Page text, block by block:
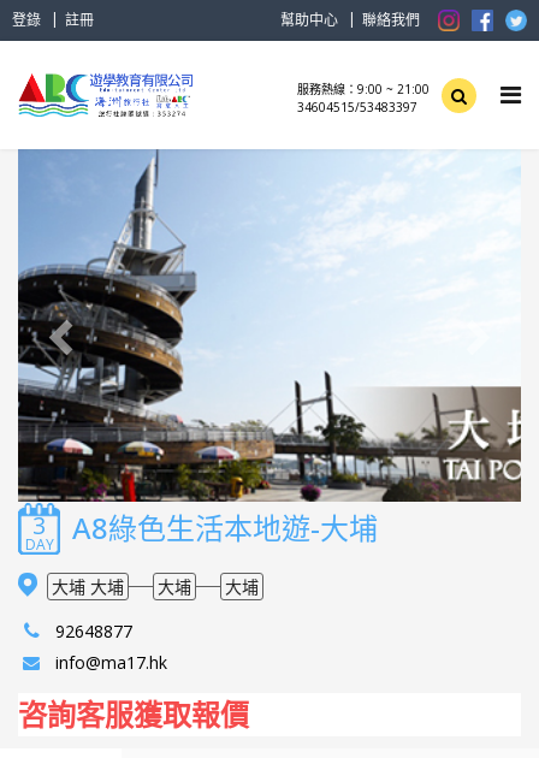
登錄 註冊 幫助中心 聯絡我們
服務熱線：9:00 ~ 21:00
34604515/53483397
3
DAY A8綠色生活本地遊-大埔
大埔 大埔 大埔
大埔
92648877
info@ma17.hk
咨詢客服獲取報價